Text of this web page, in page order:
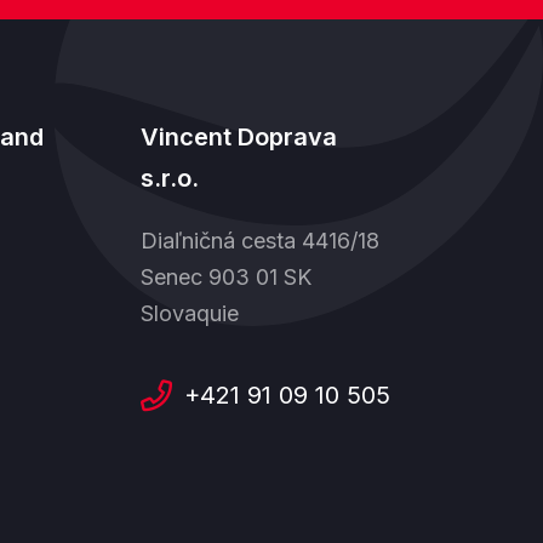
Vincent Doprava
s.r.o.
Diaľničná cesta 4416/18
Senec 903 01 SK
Slovaquie
+421 91 09 10 505